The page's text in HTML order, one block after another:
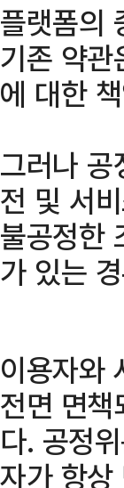
플랫폼의
기존 약
에 대한
그러나
전 및 서
불공정한
가 있는
이용자와
전면 면
다. 공정
자가 항상